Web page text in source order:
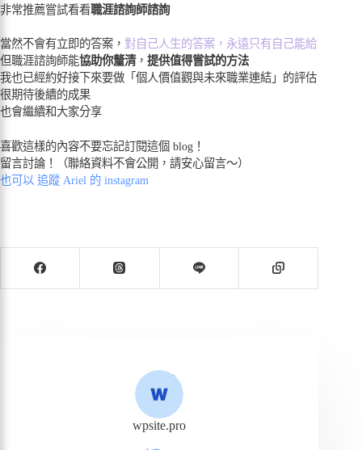
非常推薦嘗試看看職涯諮詢師諮詢
當然不會有立即的答案， 對自己人生的答案，永遠只有自己能給
但職涯諮詢師能協助你釐清， 提供值得嘗試的方法
我也已經約好接下來要做「個人價值觀與未來職業連結」的評估
很期待後續的成果
也會繼續和大家分享
喜歡這樣的內容不要忘記訂閱這個 blog！
留言討論！（聯絡資料不會公開，請安心留言～）
也可以 追蹤 Ariel 的 instagram
wpsite.pro